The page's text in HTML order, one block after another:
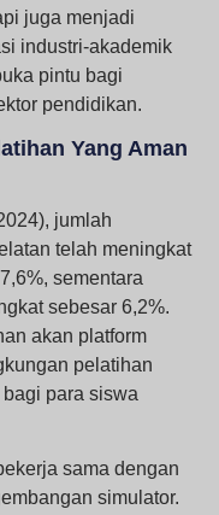
juga menjadi
industri-akademik
pintu bagi
pendidikan.
Yang Aman
jumlah
telah meningkat
sementara
sebesar 6,2%.
akan platform
pelatihan
para siswa
sama dengan
simulator.